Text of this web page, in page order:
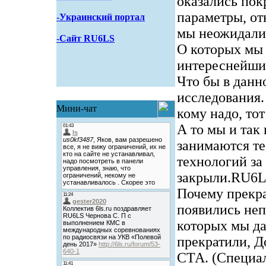
-Украинский портал
-Сайт RU6LS
Мини-чат
параметры,
мы
О которых мы
Что бы в
кому надо,
А то мы и так
занимаются
технологий
Почему
появились
которых мы
прекратили,
СТА.